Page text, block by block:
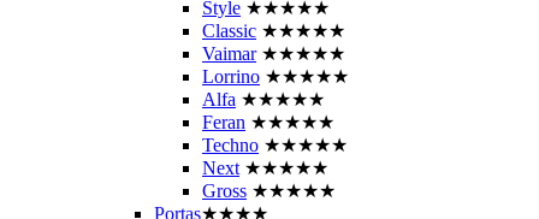
Style ★★★★★
Classic ★★★★★
Vaimar ★★★★★
Lorrino ★★★★★
Alfa ★★★★★
Feran ★★★★★
Techno ★★★★★
Next ★★★★★
Gross ★★★★★
Portas★★★★